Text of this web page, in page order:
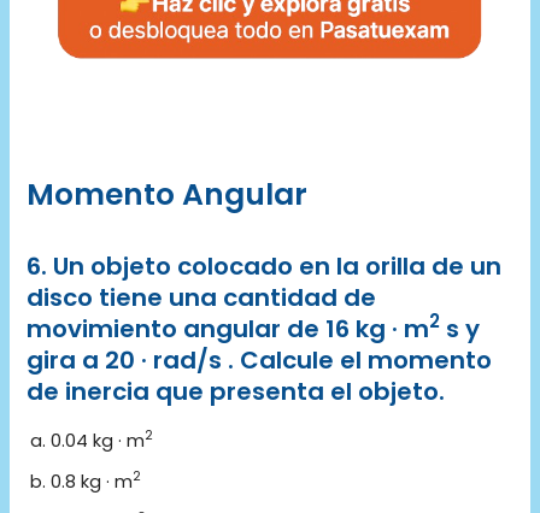
Momento Angular
6. Un objeto colocado en la orilla de un
disco tiene una cantidad de
movimiento angular de 16 kg · m2 s y
gira a 20 · rad/s . Calcule el momento
de inercia que presenta el objeto.
0.04 kg · m2
0.8 kg · m2